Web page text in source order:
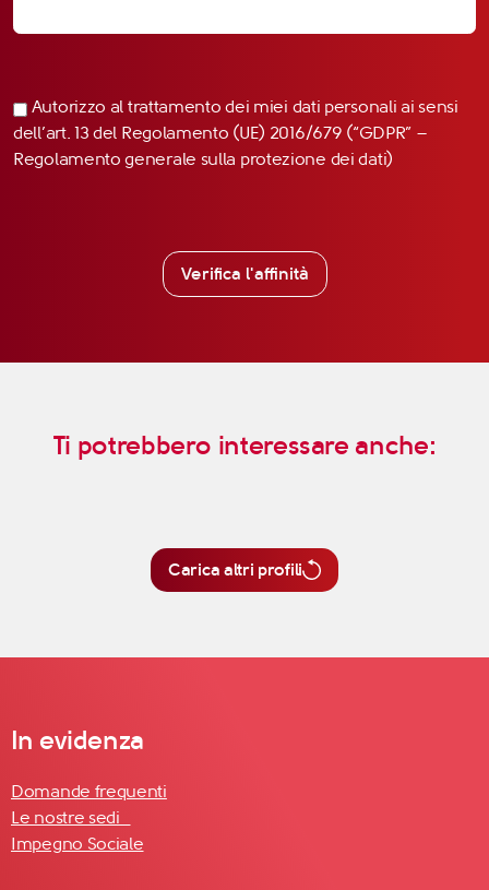
Autorizzo al trattamento dei miei dati personali ai sensi
dell’art. 13 del Regolamento (UE) 2016/679 (“GDPR” –
Regolamento generale sulla protezione dei dati)
Verifica l'affinità
Ti potrebbero interessare anche:
Carica altri profili
In evidenza
Domande frequenti
Le nostre sedi
Impegno Sociale